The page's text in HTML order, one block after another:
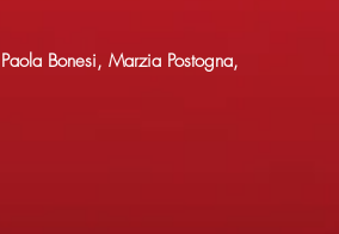
Bonesi, Marzia Postogna,